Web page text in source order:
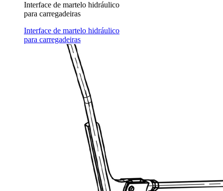
Interface de martelo hidráulico
para carregadeiras
Interface de martelo hidráulico
para carregadeiras